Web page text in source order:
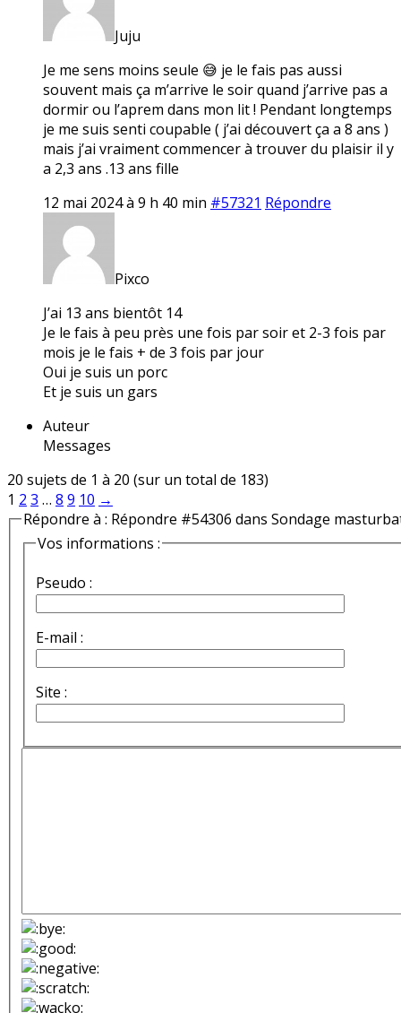
Juju
Je me sens moins seule 😅 je le fais pas aussi
souvent mais ça m’arrive le soir quand j’arrive pas a
dormir ou l’aprem dans mon lit ! Pendant longtemps
je me suis senti coupable ( j’ai découvert ça a 8 ans )
mais j’ai vraiment commencer à trouver du plaisir il y
a 2,3 ans .13 ans fille
12 mai 2024 à 9 h 40 min #57321 Répondre
Pixco
J’ai 13 ans bientôt 14
Je le fais à peu près une fois par soir et 2-3 fois par
mois je le fais + de 3 fois par jour
Oui je suis un porc
Et je suis un gars
Auteur
Messages
20 sujets de 1 à 20 (sur un total de 183)
1 2 3 … 8 9 10 →
Répondre à : Répondre #54306 dans Sondage
Vos informations :
Pseudo :
E-mail :
Site :